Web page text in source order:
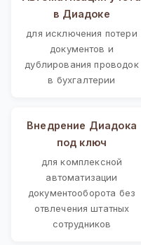
в Диадоке
для исключения потери
документов и
дублирования проводок
в бухгалтерии
Внедрение Диадока
под ключ
для комплексной
автоматизации
документооборота без
отвлечения штатных
сотрудников